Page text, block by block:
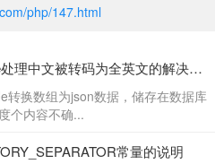
php/147.html
PHP的json_encode处理中文被转码为全英文的解决方法
转换数组为json数据，储存在数据库
个内容不确...
常量的说明